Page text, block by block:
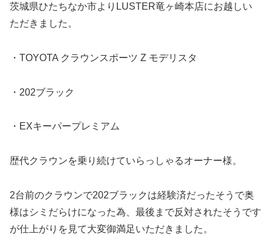
茨城県ひたちなか市よりLUSTER竜ヶ崎本店にお越しい
ただきました。
・TOYOTA クラウンスポーツ Z モデリスタ
・202ブラック
・EXキーパープレミアム
歴代クラウンを乗り続けていらっしゃるオーナー様。
2台前のクラウンで202ブラックは経験済だったそうで奥
様はシミだらけになった為、最後まで反対されたそうです
が仕上がりを見て大変御満足いただきました。